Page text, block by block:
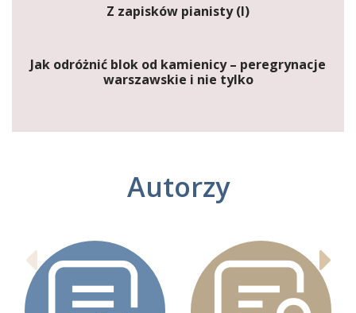
Z zapisków pianisty (I)
Jak odróżnić blok od kamienicy – peregrynacje
warszawskie i nie tylko
Autorzy